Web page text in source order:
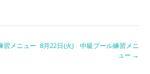
習メニュー 8月22日(火) 中級プール練習メニ
ュー →